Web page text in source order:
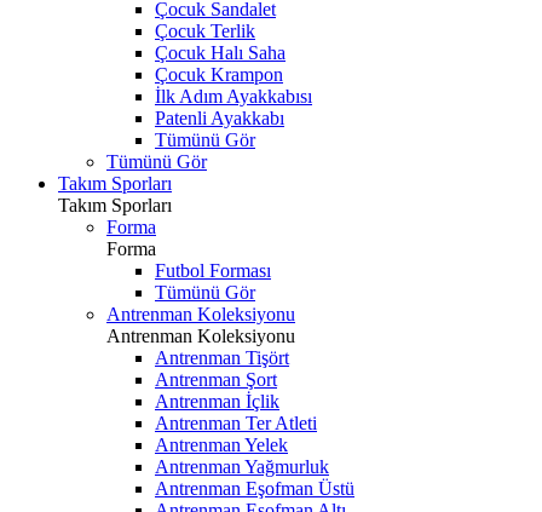
Çocuk Sandalet
Çocuk Terlik
Çocuk Halı Saha
Çocuk Krampon
İlk Adım Ayakkabısı
Patenli Ayakkabı
Tümünü Gör
Tümünü Gör
Takım Sporları
Takım Sporları
Forma
Forma
Futbol Forması
Tümünü Gör
Antrenman Koleksiyonu
Antrenman Koleksiyonu
Antrenman Tişört
Antrenman Şort
Antrenman İçlik
Antrenman Ter Atleti
Antrenman Yelek
Antrenman Yağmurluk
Antrenman Eşofman Üstü